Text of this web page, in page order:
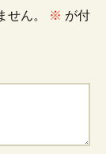
ん。 ※ が付